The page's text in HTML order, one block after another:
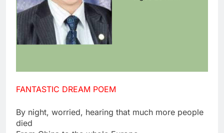
FANTASTIC DREAM POEM
By night, worried, hearing that much more people
died